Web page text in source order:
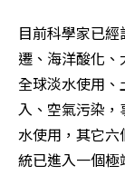
目前科學家已
遷、海洋酸化、
全球淡水使用
入、空氣污染
水使用，其它
統已進入一個極